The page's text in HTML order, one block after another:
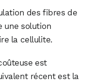
des fibres de
une solution
la cellulite.
est
récent est la